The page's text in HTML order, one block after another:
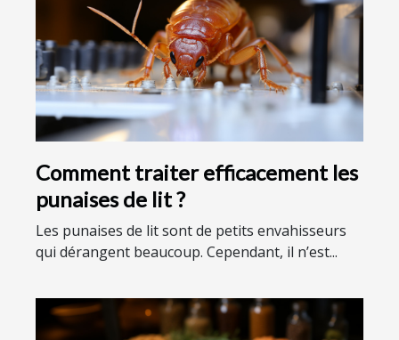
Comment traiter efficacement les
punaises de lit ?
Les punaises de lit sont de petits envahisseurs
qui dérangent beaucoup. Cependant, il n’est...